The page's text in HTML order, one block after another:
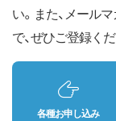
い。また、メール
で、ぜひご登録くだ
各種お申し込み